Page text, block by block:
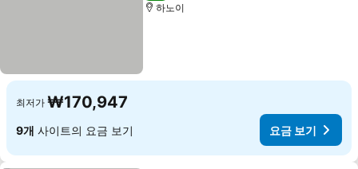
하노이
최저가 ₩170,947
9개 사이트의 요금 보기 요금 보기